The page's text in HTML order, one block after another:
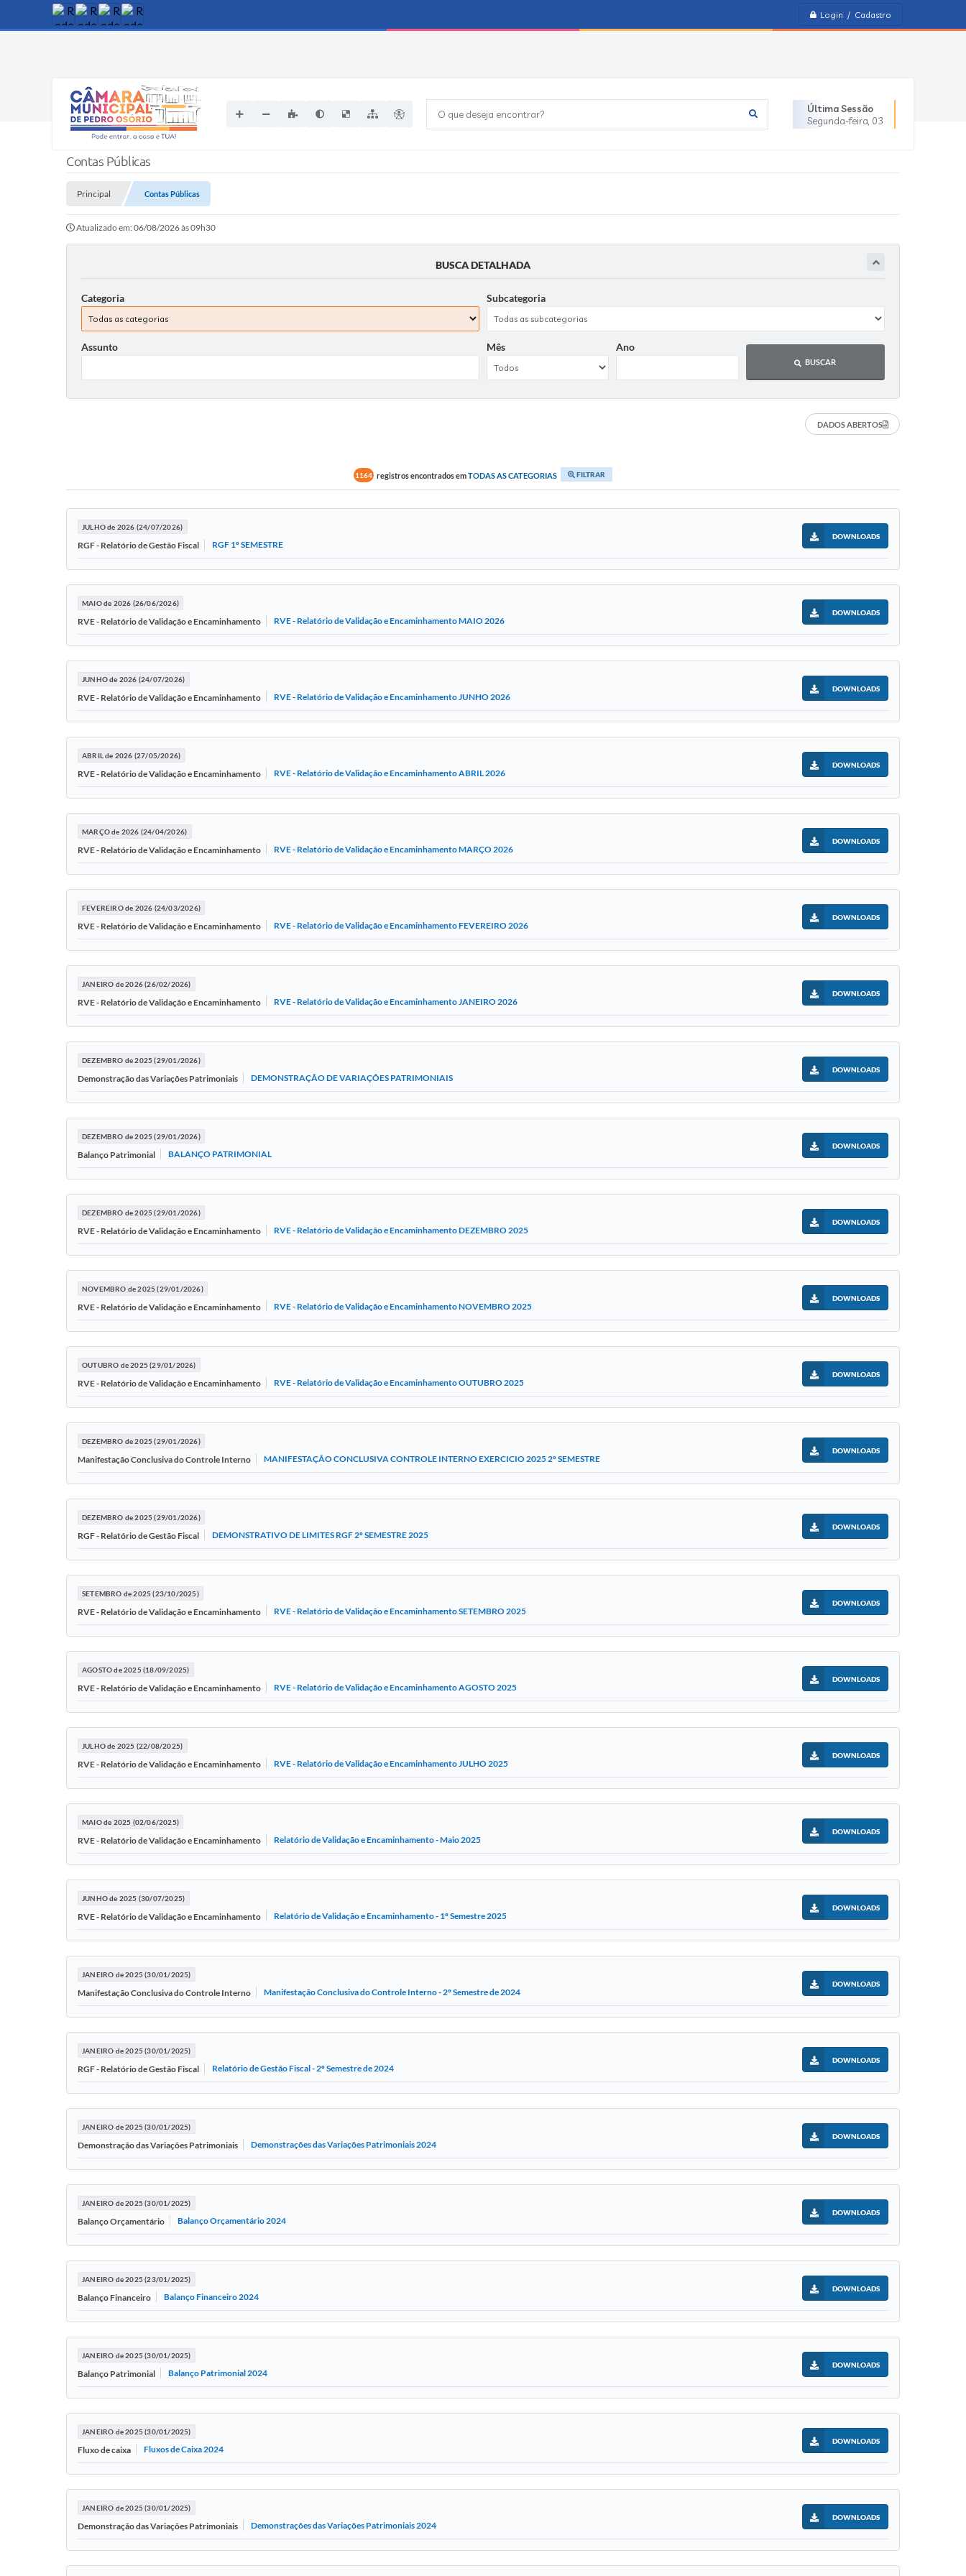
Login / Cadastro
O que deseja encontrar?
Última Sessão
Segunda-feira 03
Contas Públicas
Principal Contas Públicas
Atualizado em: 06/08/2026 às 09h30
BUSCA DETALHADA
Categoria Subcategoria
Assunto Mês Ano
BUSCAR
DADOS ABERTOS
1164 registros encontrados emTODAS AS CATEGORIAS FILTRAR
JULHO de 2026 (24/07/2026)
RGF - Relatório de Gestão Fiscal RGF 1º SEMESTRE
DOWNLOADS
MAIO de 2026 (26/06/2026)
RVE - Relatório de Validação e Encaminhamento RVE - Relatório de Validação e Encaminhamento MAIO 2026
DOWNLOADS
JUNHO de 2026 (24/07/2026)
RVE - Relatório de Validação e Encaminhamento RVE - Relatório de Validação e Encaminhamento JUNHO 2026
DOWNLOADS
ABRIL de 2026 (27/05/2026)
RVE - Relatório de Validação e Encaminhamento RVE - Relatório de Validação e Encaminhamento ABRIL 2026
DOWNLOADS
MARÇO de 2026 (24/04/2026)
RVE - Relatório de Validação e Encaminhamento RVE - Relatório de Validação e Encaminhamento MARÇO 2026
DOWNLOADS
FEVEREIRO de 2026 (24/03/2026)
RVE - Relatório de Validação e Encaminhamento RVE - Relatório de Validação e Encaminhamento FEVEREIRO 2026
DOWNLOADS
JANEIRO de 2026 (26/02/2026)
RVE - Relatório de Validação e Encaminhamento RVE - Relatório de Validação e Encaminhamento JANEIRO 2026
DOWNLOADS
DEZEMBRO de 2025 (29/01/2026)
Demonstração das Variações Patrimoniais DEMONSTRAÇÃO DE VARIAÇÕES PATRIMONIAIS
DOWNLOADS
DEZEMBRO de 2025 (29/01/2026)
Balanço Patrimonial BALANÇO PATRIMONIAL
DOWNLOADS
DEZEMBRO de 2025 (29/01/2026)
RVE - Relatório de Validação e Encaminhamento RVE - Relatório de Validação e Encaminhamento DEZEMBRO 2025
DOWNLOADS
NOVEMBRO de 2025 (29/01/2026)
RVE - Relatório de Validação e Encaminhamento RVE - Relatório de Validação e Encaminhamento NOVEMBRO 2025
DOWNLOADS
OUTUBRO de 2025 (29/01/2026)
RVE - Relatório de Validação e Encaminhamento RVE - Relatório de Validação e Encaminhamento OUTUBRO 2025
DOWNLOADS
DEZEMBRO de 2025 (29/01/2026)
Manifestação Conclusiva do Controle Interno MANIFESTAÇÃO CONCLUSIVA CONTROLE INTERNO EXERCICIO 2025 2º SEMESTRE
DOWNLOADS
DEZEMBRO de 2025 (29/01/2026)
RGF - Relatório de Gestão Fiscal DEMONSTRATIVO DE LIMITES RGF 2º SEMESTRE 2025
DOWNLOADS
SETEMBRO de 2025 (23/10/2025)
RVE - Relatório de Validação e Encaminhamento RVE - Relatório de Validação e Encaminhamento SETEMBRO 2025
DOWNLOADS
AGOSTO de 2025 (18/09/2025)
RVE - Relatório de Validação e Encaminhamento RVE - Relatório de Validação e Encaminhamento AGOSTO 2025
DOWNLOADS
JULHO de 2025 (22/08/2025)
RVE - Relatório de Validação e Encaminhamento RVE - Relatório de Validação e Encaminhamento JULHO 2025
DOWNLOADS
MAIO de 2025 (02/06/2025)
RVE - Relatório de Validação e Encaminhamento Relatório de Validação e Encaminhamento - Maio 2025
DOWNLOADS
JUNHO de 2025 (30/07/2025)
RVE - Relatório de Validação e Encaminhamento Relatório de Validação e Encaminhamento - 1º Semestre 2025
DOWNLOADS
JANEIRO de 2025 (30/01/2025)
Manifestação Conclusiva do Controle Interno Manifestação Conclusiva do Controle Interno - 2º Semestre de 2024
DOWNLOADS
JANEIRO de 2025 (30/01/2025)
RGF - Relatório de Gestão Fiscal Relatório de Gestão Fiscal - 2º Semestre de 2024
DOWNLOADS
JANEIRO de 2025 (30/01/2025)
Demonstração das Variações Patrimoniais Demonstrações das Variações Patrimoniais 2024
DOWNLOADS
JANEIRO de 2025 (30/01/2025)
Balanço Orçamentário Balanço Orçamentário 2024
DOWNLOADS
JANEIRO de 2025 (23/01/2025)
Balanço Financeiro Balanço Financeiro 2024
DOWNLOADS
JANEIRO de 2025 (30/01/2025)
Balanço Patrimonial Balanço Patrimonial 2024
DOWNLOADS
JANEIRO de 2025 (30/01/2025)
Fluxo de caixa Fluxos de Caixa 2024
DOWNLOADS
JANEIRO de 2025 (30/01/2025)
Demonstração das Variações Patrimoniais Demonstrações das Variações Patrimoniais 2024
DOWNLOADS